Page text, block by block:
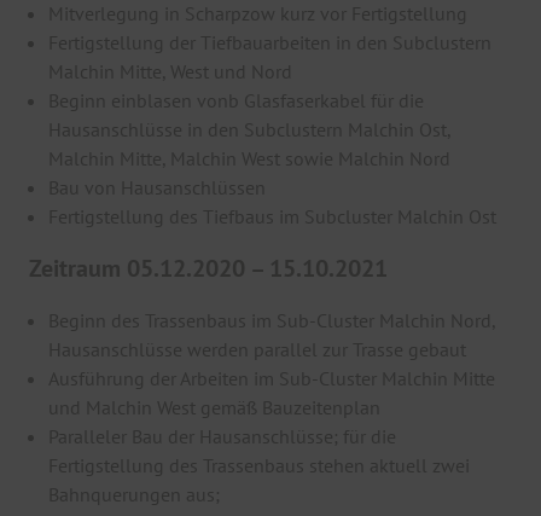
Mitverlegung in Scharpzow kurz vor Fertigstellung
Fertigstellung der Tiefbauarbeiten in den Subclustern
Malchin Mitte, West und Nord
Beginn einblasen vonb Glasfaserkabel für die
Hausanschlüsse in den Subclustern Malchin Ost,
Malchin Mitte, Malchin West sowie Malchin Nord
Bau von Hausanschlüssen
Fertigstellung des Tiefbaus im Subcluster Malchin Ost
Zeitraum 05.12.2020 – 15.10.2021
Beginn des Trassenbaus im Sub-Cluster Malchin Nord,
Hausanschlüsse werden parallel zur Trasse gebaut
Ausführung der Arbeiten im Sub-Cluster Malchin Mitte
und Malchin West gemäß Bauzeitenplan
Paralleler Bau der Hausanschlüsse; für die
Fertigstellung des Trassenbaus stehen aktuell zwei
Bahnquerungen aus;